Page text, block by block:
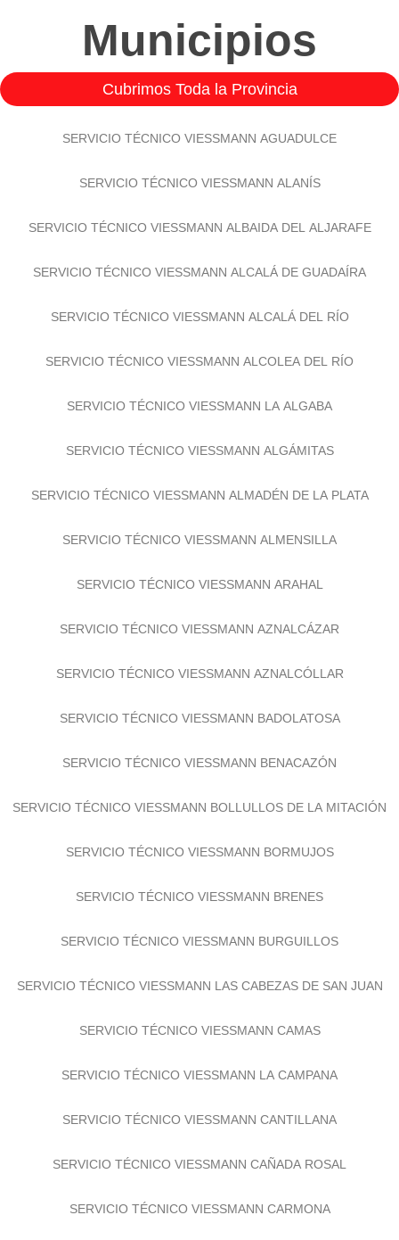
Municipios
Cubrimos Toda la Provincia
SERVICIO TÉCNICO VIESSMANN AGUADULCE
SERVICIO TÉCNICO VIESSMANN ALANÍS
SERVICIO TÉCNICO VIESSMANN ALBAIDA DEL ALJARAFE
SERVICIO TÉCNICO VIESSMANN ALCALÁ DE GUADAÍRA
SERVICIO TÉCNICO VIESSMANN ALCALÁ DEL RÍO
SERVICIO TÉCNICO VIESSMANN ALCOLEA DEL RÍO
SERVICIO TÉCNICO VIESSMANN LA ALGABA
SERVICIO TÉCNICO VIESSMANN ALGÁMITAS
SERVICIO TÉCNICO VIESSMANN ALMADÉN DE LA PLATA
SERVICIO TÉCNICO VIESSMANN ALMENSILLA
SERVICIO TÉCNICO VIESSMANN ARAHAL
SERVICIO TÉCNICO VIESSMANN AZNALCÁZAR
SERVICIO TÉCNICO VIESSMANN AZNALCÓLLAR
SERVICIO TÉCNICO VIESSMANN BADOLATOSA
SERVICIO TÉCNICO VIESSMANN BENACAZÓN
SERVICIO TÉCNICO VIESSMANN BOLLULLOS DE LA MITACIÓN
SERVICIO TÉCNICO VIESSMANN BORMUJOS
SERVICIO TÉCNICO VIESSMANN BRENES
SERVICIO TÉCNICO VIESSMANN BURGUILLOS
SERVICIO TÉCNICO VIESSMANN LAS CABEZAS DE SAN JUAN
SERVICIO TÉCNICO VIESSMANN CAMAS
SERVICIO TÉCNICO VIESSMANN LA CAMPANA
SERVICIO TÉCNICO VIESSMANN CANTILLANA
SERVICIO TÉCNICO VIESSMANN CAÑADA ROSAL
SERVICIO TÉCNICO VIESSMANN CARMONA